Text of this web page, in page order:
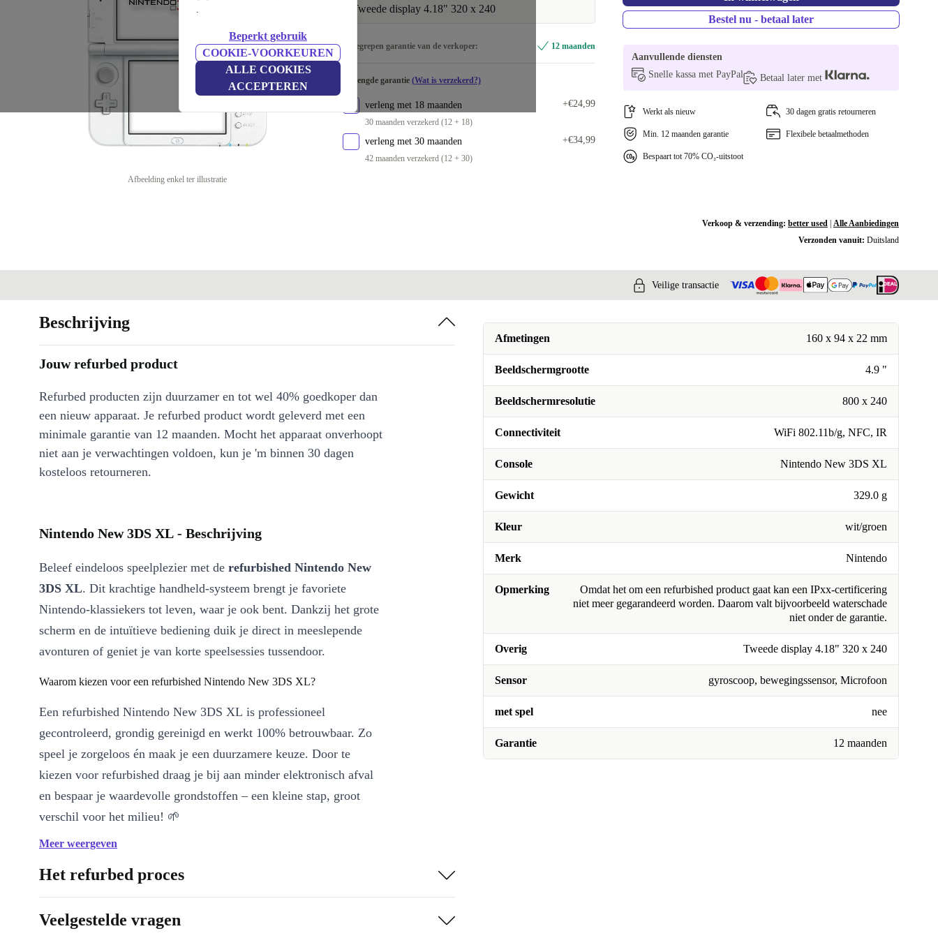
.
Beperkt gebruik
COOKIE-VOORKEUREN
ALLE COOKIES
ACCEPTEREN
Afbeelding enkel ter illustratie
Tweede display 4.18" 320 x 240
Inbegrepen garantie van de verkoper: 12 maanden
Verlengde garantie (Wat is verzekerd?)
verleng met 18 maanden
30 maanden verzekerd (12 + 18)
+€24,99
verleng met 30 maanden
42 maanden verzekerd (12 + 30)
+€34,99
Bestel nu - betaal later
Aanvullende diensten
Snelle kassa met PayPal
Betaal later met
Werkt als nieuw 30 dagen gratis retourneren
Min. 12 maanden garantie Flexibele betaalmethoden
Bespaart tot 70% CO₂-uitstoot
Verkoop & verzending: better used| Alle Aanbiedingen
Verzonden vanuit: Duitsland
Veilige transactie
Afmetingen 160 x 94 x 22 mm
Beeldschermgrootte 4.9 "
Beeldschermresolutie 800 x 240
Connectiviteit WiFi 802.11b/g, NFC, IR
Console Nintendo New 3DS XL
Gewicht 329.0 g
Kleur wit/groen
Merk Nintendo
Opmerking
Omdat het om een refurbished product gaat kan een IPxx-certificering
niet meer gegarandeerd worden. Daarom valt bijvoorbeeld waterschade
niet onder de garantie.
Overig Tweede display 4.18" 320 x 240
Sensor gyroscoop, bewegingssensor, Microfoon
met spel nee
Garantie 12 maanden
Beschrijving
Jouw refurbed product
Refurbed producten zijn duurzamer en tot wel 40% goedkoper dan
een nieuw apparaat. Je refurbed product wordt geleverd met een
minimale garantie van 12 maanden. Mocht het apparaat onverhoopt
niet aan je verwachtingen voldoen, kun je 'm binnen 30 dagen
kosteloos retourneren.
Nintendo New 3DS XL - Beschrijving
Beleef eindeloos speelplezier met de refurbished Nintendo New
3DS XL. Dit krachtige handheld-systeem brengt je favoriete
Nintendo-klassiekers tot leven, waar je ook bent. Dankzij het grote
scherm en de intuïtieve bediening duik je direct in meeslepende
avonturen of geniet je van korte speelsessies tussendoor.
Waarom kiezen voor een refurbished Nintendo New 3DS XL?
Een refurbished Nintendo New 3DS XL is professioneel
gecontroleerd, grondig gereinigd en werkt 100% betrouwbaar. Zo
speel je zorgeloos én maak je een duurzamere keuze. Door te
kiezen voor refurbished draag je bij aan minder elektronisch afval
en bespaar je waardevolle grondstoffen – een kleine stap, groot
verschil voor het milieu! 🌱
Belangrijkste voordelen op een rij:
Groot 4,9-inch scherm
met gyroscoop en bewegingssensor – voel je helemaal in
Altijd verbondenvia WiFi, NFC en IR – speel samen of deel prestaties
Meer weergeven
Het refurbed proces
Veelgestelde vragen